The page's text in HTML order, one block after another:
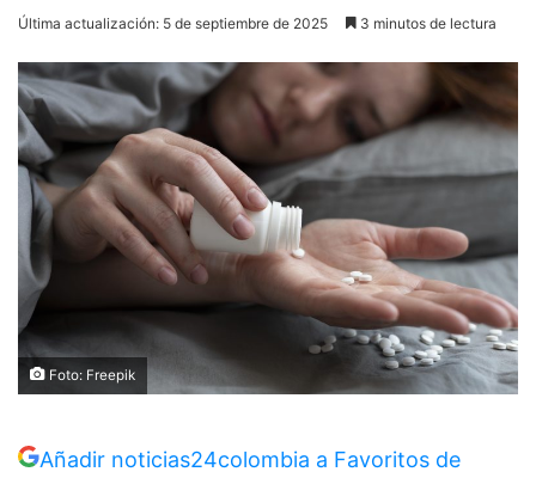
Última actualización: 5 de septiembre de 2025 3 minutos de lectura
Foto: Freepik
Añadir noticias24colombia a Favoritos de